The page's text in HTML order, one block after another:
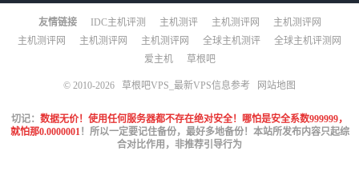
友情链接 IDC主机评测 主机测评 主机测评网
主机测评网
主机测评网
主机测评网 主机测评网 全球主机测评
全球主机评测网
爱主机
草根吧
© 2010-2026 草根吧VPS_最新VPS信息参考 网站地图
切记： 数据无价！使用任何服务器都不存在绝对安全！哪怕是安全系数999999，
就怕那0.0000001！所以一定要记住备份，最好多地备份！本站所发布内容只起综
合对比作用，非推荐引导行为